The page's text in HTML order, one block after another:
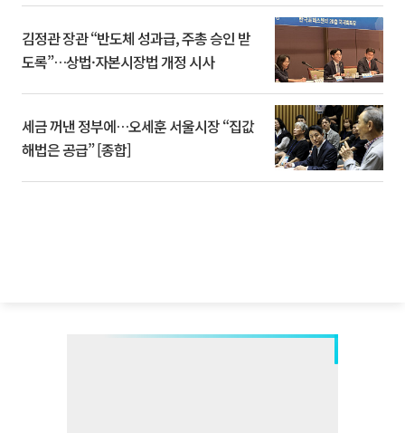
김정관 장관 “반도체 성과급, 주총 승인 받
도록”…상법·자본시장법 개정 시사
세금 꺼낸 정부에…오세훈 서울시장 “집값
해법은 공급” [종합]